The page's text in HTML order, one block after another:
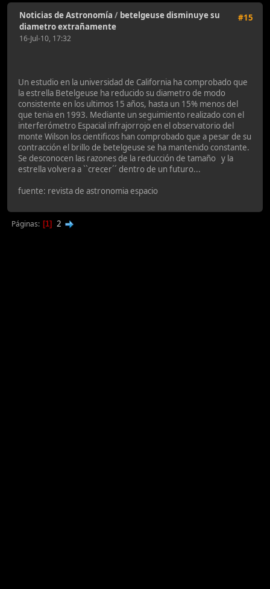
#15
Noticias de Astronomía / betelgeuse disminuye su
diametro extrañamente
16-Jul-10, 17:32
Un estudio en la universidad de California ha comprobado que
la estrella Betelgeuse ha reducido su diametro de modo
consistente en los ultimos 15 años, hasta un 15% menos del
que tenia en 1993. Mediante un seguimiento realizado con el
interferómetro Espacial infrajorrojo en el observatorio del
monte Wilson los cientificos han comprobado que a pesar de su
contracción el brillo de betelgeuse se ha mantenido constante.
Se desconocen las razones de la reducción de tamaño y la
estrella volvera a ``crecer´´ dentro de un futuro...
fuente: revista de astronomia espacio
Páginas 1 2